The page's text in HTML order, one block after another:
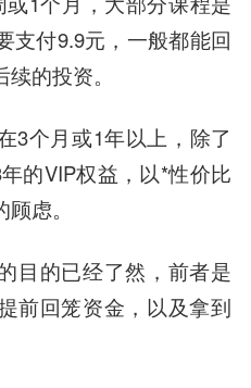
支付9.9元，一般都能回
的投资。
3个月或1年以上，除了
的VIP权益，以*性价比
虑。
目的已经了然，前者是
前回笼资金，以及拿到